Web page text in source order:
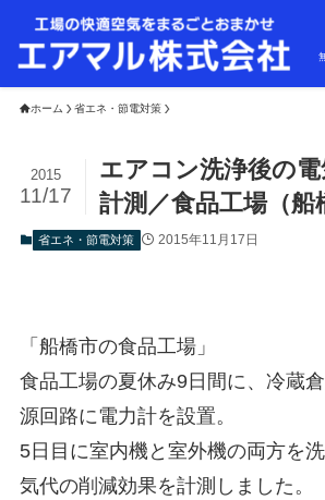
ホーム 省エネ・節電対策
エアコン洗浄後の
計測／食品工場（船
2015
11/17
省エネ・節電対策 2015年11月17日
「船橋市の食品工場」
食品工場の夏休み9日間に、冷蔵
源回路に電力計を設置。
5日目に室内機と室外機の両方を
気代の削減効果を計測しました。